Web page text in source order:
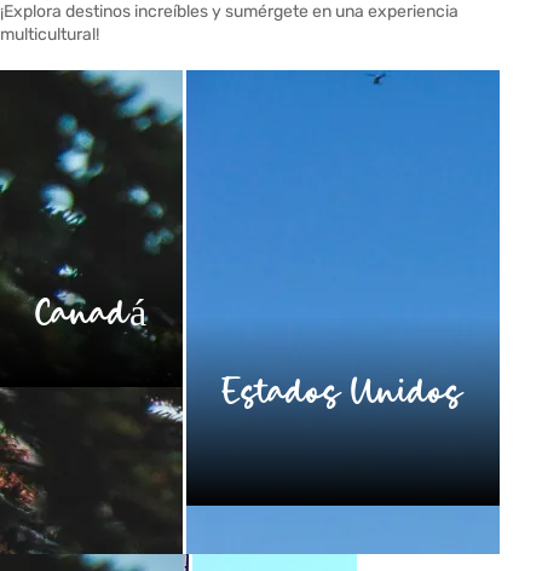
¡Explora destinos increíbles y sumérgete en una experiencia
multicultural!
Canadá
Estados Unidos